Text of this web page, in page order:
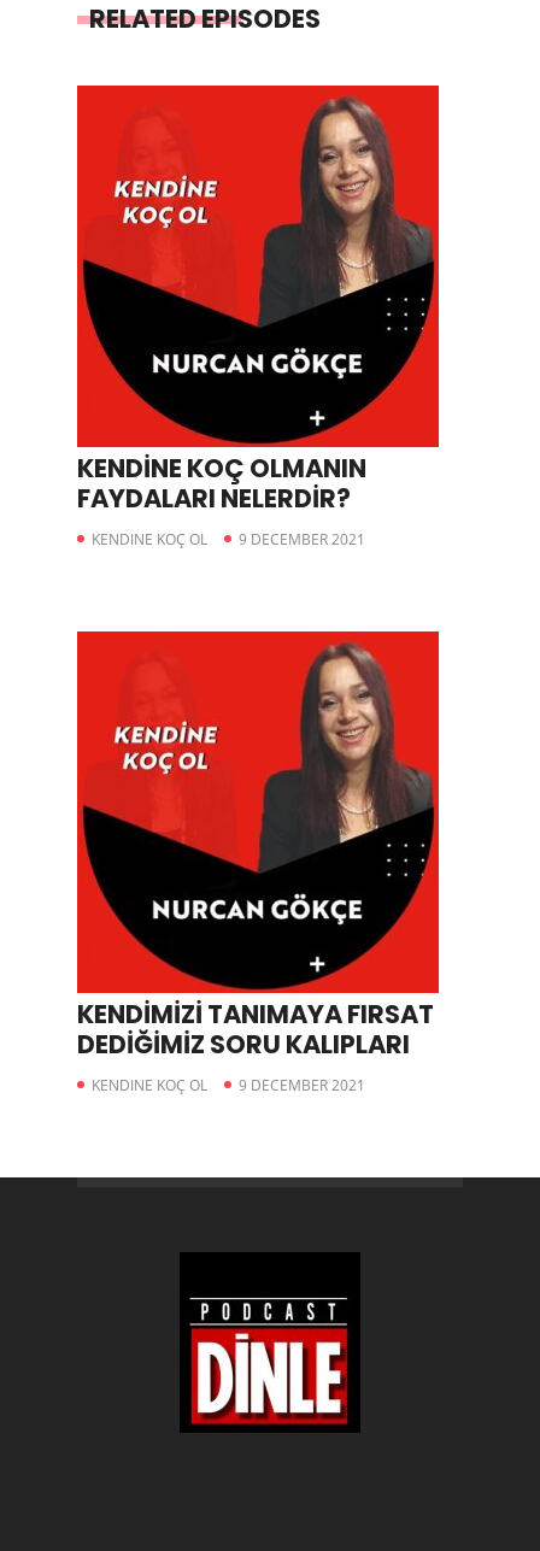
RELATED EPISODES
KENDİNE KOÇ OLMANIN
FAYDALARI NELERDİR?
KENDINE KOÇ OL 9 DECEMBER 2021
KENDİMİZİ TANIMAYA FIRSAT
DEDİĞİMİZ SORU KALIPLARI
KENDINE KOÇ OL 9 DECEMBER 2021